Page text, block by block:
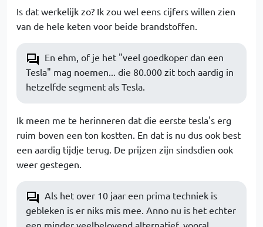
Is dat werkelijk zo? Ik zou wel eens cijfers willen zien
van de hele keten voor beide brandstoffen.
En ehm, of je het "veel goedkoper dan een
Tesla" mag noemen... die 80.000 zit toch aardig in
hetzelfde segment als Tesla.
Ik meen me te herinneren dat die eerste tesla's erg
ruim boven een ton kostten. En dat is nu dus ook best
een aardig tijdje terug. De prijzen zijn sindsdien ook
weer gestegen.
Als het over 10 jaar een prima techniek is
gebleken is er niks mis mee. Anno nu is het echter
een minder veelbelovend alternatief, vooral